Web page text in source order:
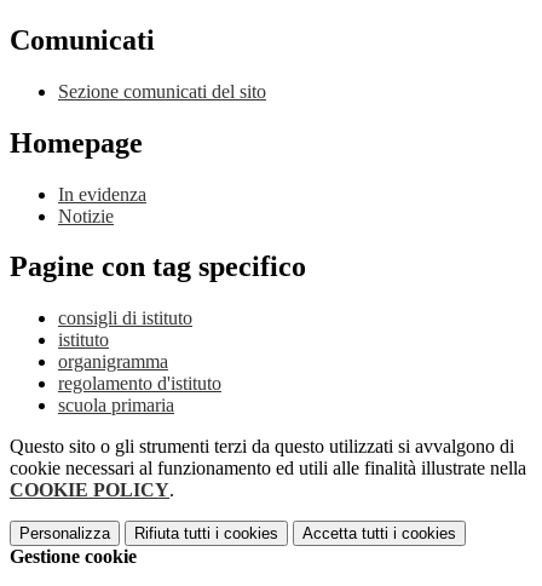
Comunicati
Sezione comunicati del sito
Homepage
In evidenza
Notizie
Pagine con tag specifico
consigli di istituto
istituto
organigramma
regolamento d'istituto
scuola primaria
Questo sito o gli strumenti terzi da questo utilizzati si avvalgono di
cookie necessari al funzionamento ed utili alle finalità illustrate nella
COOKIE POLICY.
Personalizza Rifiuta tutti i cookies Accetta tutti i cookies
Gestione cookie